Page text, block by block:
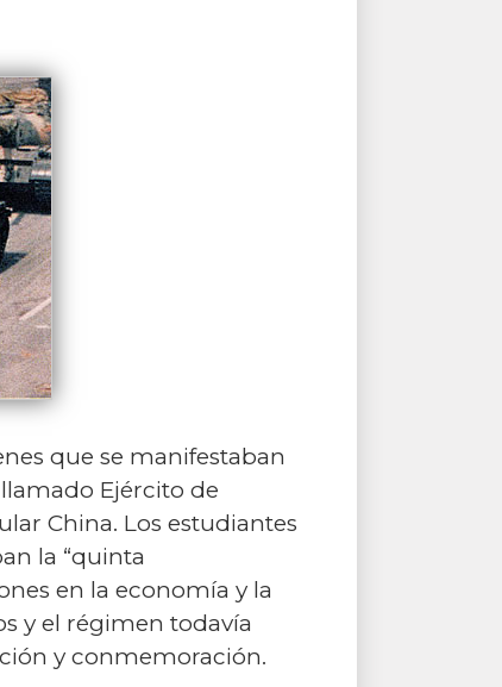
que se manifestaban
Ejército de
China. Los estudiantes
la “quinta
en la economía y la
y el régimen todavía
y conmemoración.